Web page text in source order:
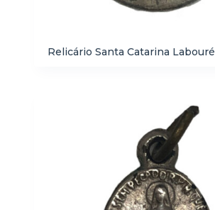
Relicário Santa Catarina Labouré